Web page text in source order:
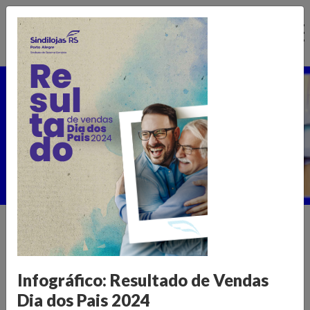
Ir
para
conteúdo
Núcleo de Pesquisa
Home > Publicações > Núcleo de Pesquisa
Informações para transformar o
varejo
Infográfico: Resultado de Vendas
Dia dos Pais 2024